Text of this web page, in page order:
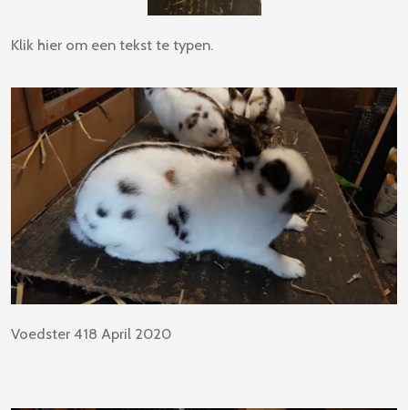
Klik hier om een tekst te typen.
Voedster 418 April 2020